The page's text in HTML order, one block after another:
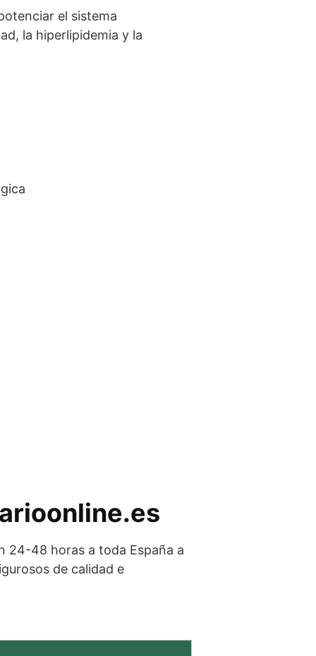
el sistema
la hiperlipidemia y la
24-48 horas a toda España a
de calidad e